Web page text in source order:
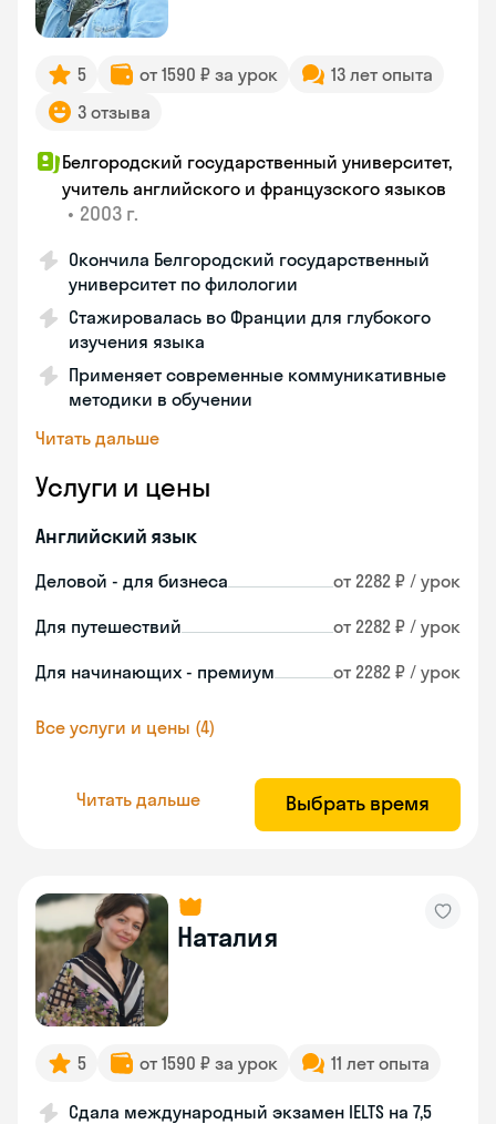
5 от 1590 ₽ за урок
13 лет опыта
3 отзыва
Белгородский государственный университет,
учитель английского и французского языков
• 2003 г.
Окончила Белгородский государственный
университет по филологии
Стажировалась во Франции для глубокого
изучения языка
Применяет современные коммуникативные
методики в обучении
Читать дальше
Услуги и цены
Английский язык
Деловой - для бизнеса от 2282 ₽ / урок
Для путешествий от 2282 ₽ / урок
Для начинающих - премиум от 2282 ₽ / урок
Все услуги и цены (4)
Читать дальше Выбрать время
Наталия
5 от 1590 ₽ за урок 11 лет опыта
Сдала международный экзамен IELTS на 7,5